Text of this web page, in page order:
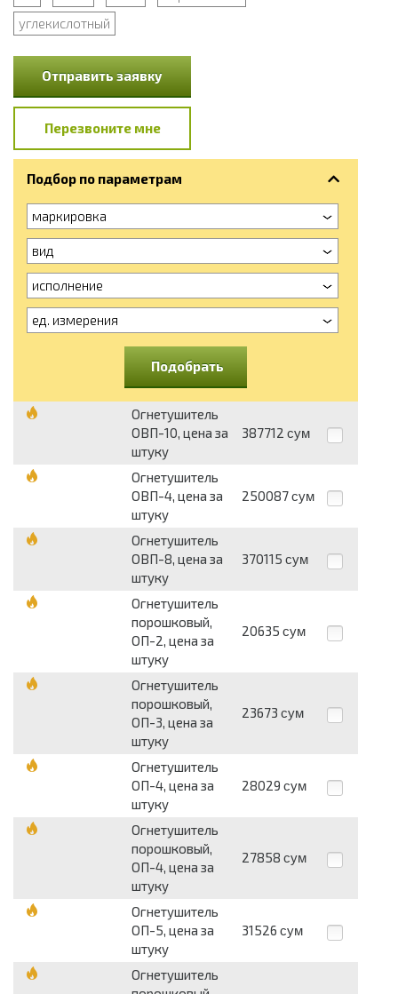
углекислотный
Отправить заявку
Перезвоните мне
Подбор по параметрам
маркировка
вид
исполнение
ед. измерения
Подобрать
Огнетушитель
ОВП-10, цена за
штуку
387712 сум
Огнетушитель
ОВП-4, цена за
штуку
250087 сум
Огнетушитель
ОВП-8, цена за
штуку
370115 сум
Огнетушитель
порошковый,
ОП-2, цена за
штуку
20635 сум
Огнетушитель
порошковый,
ОП-3, цена за
штуку
23673 сум
Огнетушитель
ОП-4, цена за
штуку
28029 сум
Огнетушитель
порошковый,
ОП-4, цена за
штуку
27858 сум
Огнетушитель
ОП-5, цена за
штуку
31526 сум
Огнетушитель